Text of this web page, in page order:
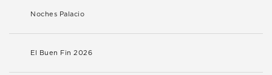
Noches Palacio
El Buen Fin 2026